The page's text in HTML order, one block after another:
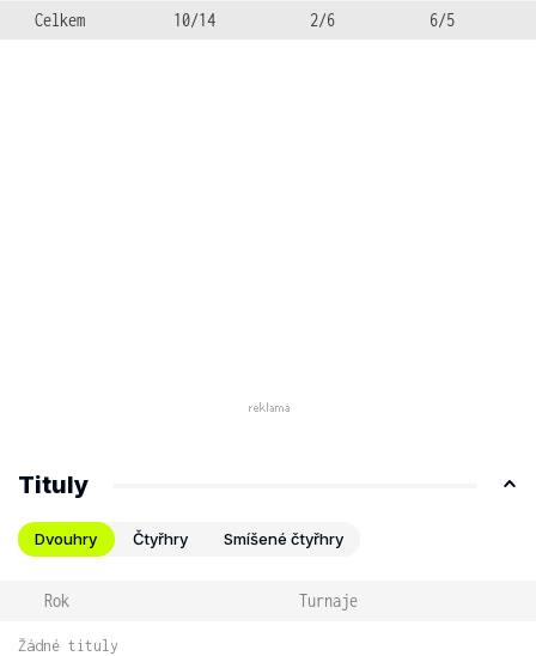
Celkem
10/14 2/6 6/5
Tituly
Dvouhry Čtyřhry Smíšené čtyřhry
Rok Turnaje
Žádné tituly